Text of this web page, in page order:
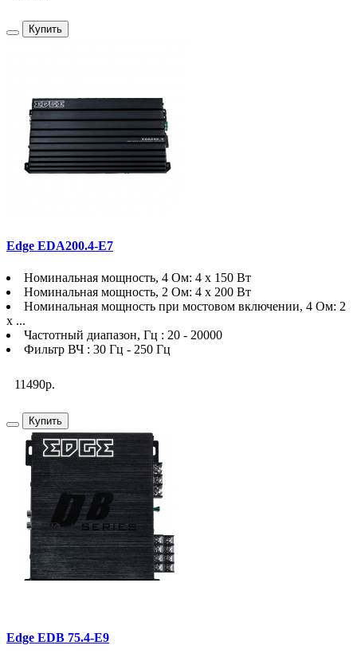
Купить
Edge EDA200.4-E7
Номинальная мощность, 4 Ом: 4 х 150 Вт
Номинальная мощность, 2 Ом: 4 х 200 Вт
Номинальная мощность при мостовом включении, 4 Ом: 2
x ...
Частотный диапазон, Гц : 20 - 20000
Фильтр ВЧ : 30 Гц - 250 Гц
11490р.
Купить
Edge EDB 75.4-E9